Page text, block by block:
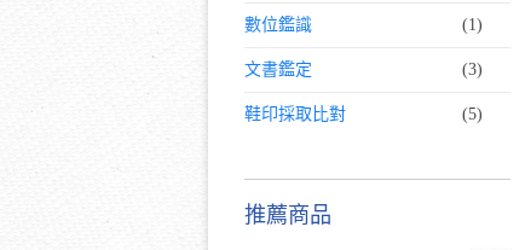
數位鑑識 (1)
文書鑑定 (3)
鞋印採取比對 (5)
推薦商品